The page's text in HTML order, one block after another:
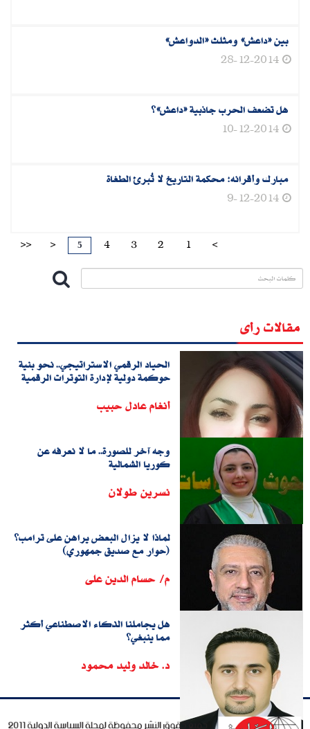
بين «داعش» ومثلث «الدواعش»
28-12-2014
هل تضعف الحرب جاذبية «داعش»؟
10-12-2014
مبارك وأقرانه: محكمة التاريخ لا تُبرئ الطغاة
9-12-2014
>> > 5 4 3 2 1 <
مقالات رأى
الحياد الرقمي الاستراتيجي.. نحو بنية
حوكمة دولية لإدارة التوترات الرقمية
أنغام عادل حبيب
وجه آخر للصورة.. ما لا نعرفه عن
كوريا الشمالية
نسرين طولان
لماذا لا يزال البعض يراهن على ترامب؟
(حوار مع صديق جمهوري)
م/ حسام الدين على
هل يجاملنا الذكاء الاصطناعي أكثر
مما ينبغي؟
د. خالد وليد محمود